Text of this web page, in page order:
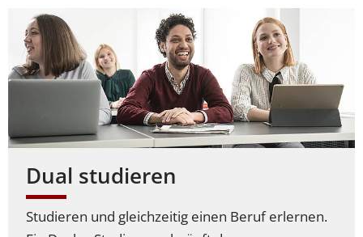
Dual studieren
Studieren und gleichzeitig einen Beruf erlernen.